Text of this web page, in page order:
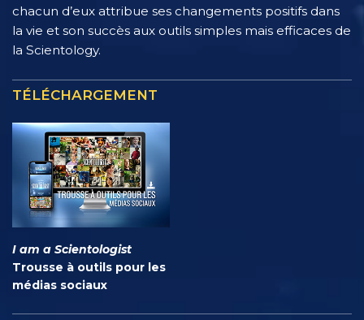
chacun d’eux attribue ses changements positifs dans
la vie et son succès aux outils simples mais efficaces de
la Scientology.
TÉLÉCHARGEMENT
I am a Scientologist
Trousse à outils pour les
médias sociaux